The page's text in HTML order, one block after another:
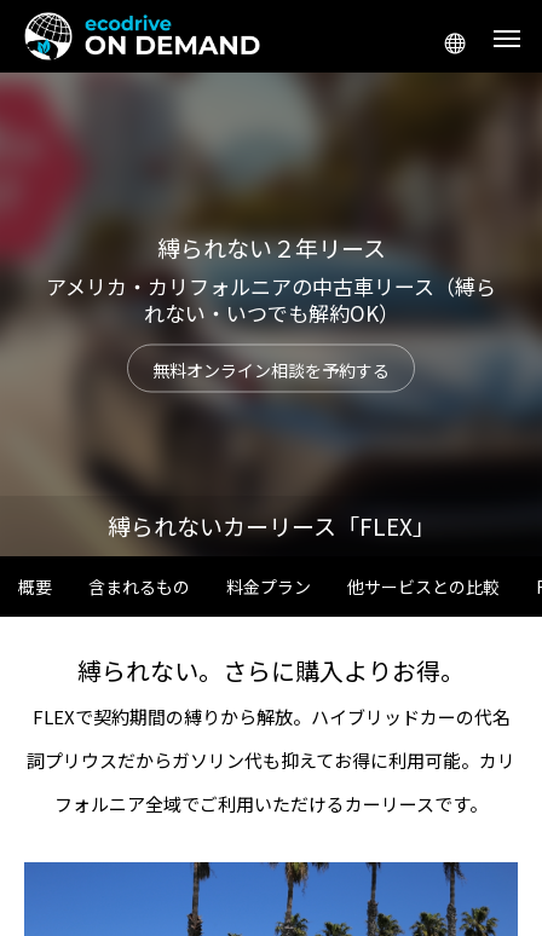
アメリカ生活／移住
テスラ「Supercharger for Business」
とは？店舗にスーパーチャージャーを設
置 駐車場4台から考えるEV充電集客
2026.07.08 2026.04.28
米国起業の失敗談｜プリウス30台の貸
し出しで5万ドル損失、得た3つの教訓
アメリカ起業の
うはずだった車の
縛られない２年リース
アメリカ・カリフォルニアの中古車リース（縛ら
れない・いつでも解約OK）
無料オンライン相談を予約する
縛られないカーリース「FLEX」
概要 含まれるもの 料金プラン 他サービスとの比較
縛られない。さらに購入よりお得。
FLEXで契約期間の縛りから解放。ハイブリッドカーの代名
詞プリウスだからガソリン代も抑えてお得に利用可能。カリ
フォルニア全域でご利用いただけるカーリースです。